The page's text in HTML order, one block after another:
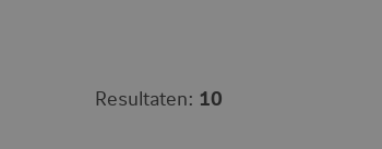
Vacancy search results
Resultaten: 10